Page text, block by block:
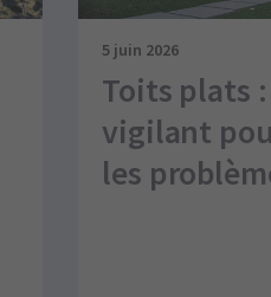
5 juin 2026
Toits plats
vigilant
les